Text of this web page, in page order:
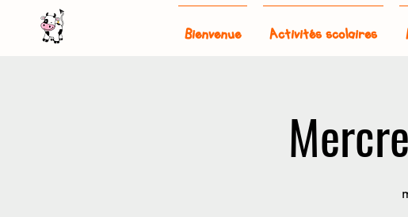
Bienvenue Activités scolaires